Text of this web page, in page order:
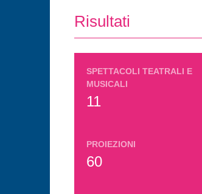
Risultati
SPETTACOLI TEATRALI E
MUSICALI
11
PROIEZIONI
60